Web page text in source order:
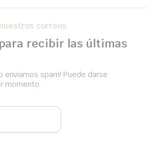
correos
recibir las últimas
enviamos spam! Puede darse
momento.